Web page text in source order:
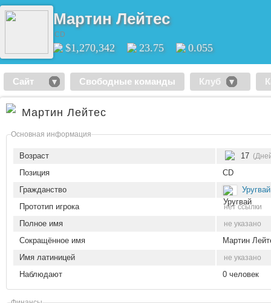
Мартин Лейтес
CD
$1,270,342 23.75 0.055
Сайт Свободные команды Клуб
Мартин Лейтес
Основная информация
Возраст 17
Позиция
CD
Гражданство
Уругвай
Прототип игрока
нет ссылки
Полное имя не указано
Сокращённое имя
Мартин
Имя латиницей
не указано
Наблюдают 0 человек